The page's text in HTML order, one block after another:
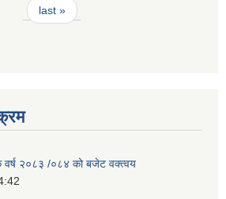
last »
वर्ष २०८३ /०८४ को बजेट वक्त्वय